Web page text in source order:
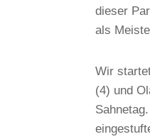
dieser
als
Wir
(4) und